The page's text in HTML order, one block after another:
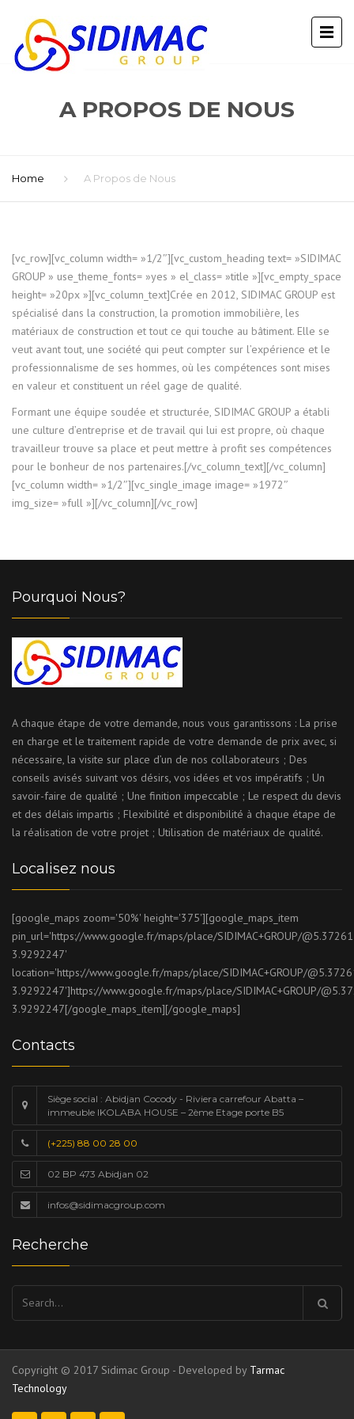
A PROPOS DE NOUS
Home A Propos de Nous
[vc_row][vc_column width= »1/2″][vc_custom_heading text= »SIDIMAC
GROUP » use_theme_fonts= »yes » el_class= »title »][vc_empty_space
height= »20px »][vc_column_text]Crée en 2012, SIDIMAC GROUP est
spécialisé dans la construction, la promotion immobilière, les
matériaux de construction et tout ce qui touche au bâtiment. Elle se
veut avant tout, une société qui peut compter sur l’expérience et le
professionnalisme de ses hommes, où les compétences sont mises
en valeur et constituent un réel gage de qualité.
Formant une équipe soudée et structurée, SIDIMAC GROUP a établi
une culture d’entreprise et de travail qui lui est propre, où chaque
travailleur trouve sa place et peut mettre à profit ses compétences
pour le bonheur de nos partenaires.[/vc_column_text][/vc_column]
[vc_column width= »1/2″][vc_single_image image= »1972″
img_size= »full »][/vc_column][/vc_row]
Pourquoi Nous?
A chaque étape de votre demande, nous vous garantissons : La prise
en charge et le traitement rapide de votre demande de prix avec, si
nécessaire, la visite sur place d’un de nos collaborateurs ; Des
conseils avisés suivant vos désirs, vos idées et vos impératifs ; Un
savoir-faire de qualité ; Une finition impeccable ; Le respect du devis
et des délais impartis ; Flexibilité et disponibilité à chaque étape de
la réalisation de votre projet ; Utilisation de matériaux de qualité.
Localisez nous
[google_maps zoom='50%' height='375'][google_maps_item
pin_url='https://www.google.fr/maps/place/SIDIMAC+GROUP/
3.9292247'
location='https://www.google.fr/maps/place/SIDIMAC+GROUP/
3.9292247']https://www.google.fr/maps/place/SIDIMAC+GROUP/
3.9292247[/google_maps_item][/google_maps]
Contacts
Siège social : Abidjan Cocody - Riviera carrefour Abatta –
immeuble IKOLABA HOUSE – 2ème Etage porte B5
(+225) 88 00 28 00
02 BP 473 Abidjan 02
infos@sidimacgroup.com
Recherche
Copyright © 2017 Sidimac Group - Developed by Tarmac
Technology